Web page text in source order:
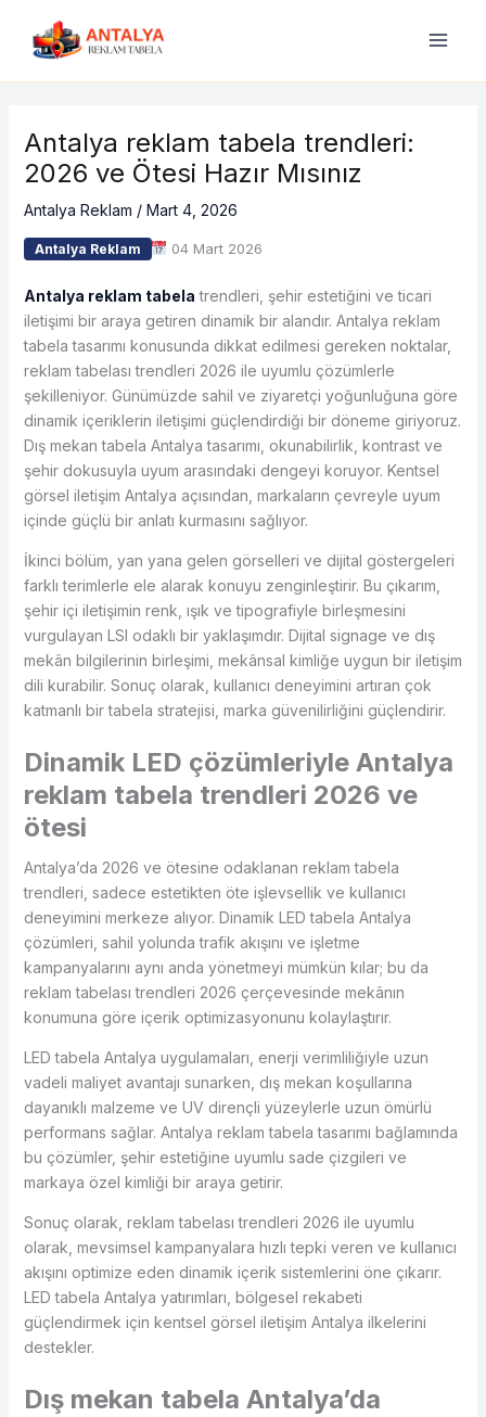
Antalya reklam tabela trendleri:
2026 ve Ötesi Hazır Mısınız
Antalya Reklam / Mart 4, 2026
Antalya Reklam 04 Mart 2026
Antalya reklam tabela trendleri, şehir estetiğini ve ticari
iletişimi bir araya getiren dinamik bir alandır. Antalya reklam
tabela tasarımı konusunda dikkat edilmesi gereken noktalar,
reklam tabelası trendleri 2026 ile uyumlu çözümlerle
şekilleniyor. Günümüzde sahil ve ziyaretçi yoğunluğuna göre
dinamik içeriklerin iletişimi güçlendirdiği bir döneme giriyoruz.
Dış mekan tabela Antalya tasarımı, okunabilirlik, kontrast ve
şehir dokusuyla uyum arasındaki dengeyi koruyor. Kentsel
görsel iletişim Antalya açısından, markaların çevreyle uyum
içinde güçlü bir anlatı kurmasını sağlıyor.
İkinci bölüm, yan yana gelen görselleri ve dijital göstergeleri
farklı terimlerle ele alarak konuyu zenginleştirir. Bu çıkarım,
şehir içi iletişimin renk, ışık ve tipografiyle birleşmesini
vurgulayan LSI odaklı bir yaklaşımdır. Dijital signage ve dış
mekân bilgilerinin birleşimi, mekânsal kimliğe uygun bir iletişim
dili kurabilir. Sonuç olarak, kullanıcı deneyimini artıran çok
katmanlı bir tabela stratejisi, marka güvenilirliğini güçlendirir.
Dinamik LED çözümleriyle Antalya
reklam tabela trendleri 2026 ve
ötesi
Antalya’da 2026 ve ötesine odaklanan reklam tabela
trendleri, sadece estetikten öte işlevsellik ve kullanıcı
deneyimini merkeze alıyor. Dinamik LED tabela Antalya
çözümleri, sahil yolunda trafik akışını ve işletme
kampanyalarını aynı anda yönetmeyi mümkün kılar; bu da
reklam tabelası trendleri 2026 çerçevesinde mekânın
konumuna göre içerik optimizasyonunu kolaylaştırır.
LED tabela Antalya uygulamaları, enerji verimliliğiyle uzun
vadeli maliyet avantajı sunarken, dış mekan koşullarına
dayanıklı malzeme ve UV dirençli yüzeylerle uzun ömürlü
performans sağlar. Antalya reklam tabela tasarımı bağlamında
bu çözümler, şehir estetiğine uyumlu sade çizgileri ve
markaya özel kimliği bir araya getirir.
Sonuç olarak, reklam tabelası trendleri 2026 ile uyumlu
olarak, mevsimsel kampanyalara hızlı tepki veren ve kullanıcı
akışını optimize eden dinamik içerik sistemlerini öne çıkarır.
LED tabela Antalya yatırımları, bölgesel rekabeti
güçlendirmek için kentsel görsel iletişim Antalya ilkelerini
destekler.
Dış mekan tabela Antalya’da